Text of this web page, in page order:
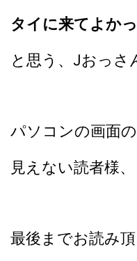
タイに来てよか
と思う、Jおっさ
パソコンの画面
見えない読者様、
最後までお読み頂